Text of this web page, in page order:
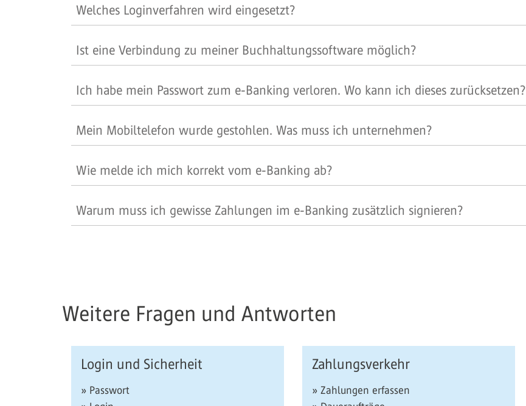
Welches Loginverfahren wird eingesetzt?
Ist eine Verbindung zu meiner Buchhaltungssoftware möglich?
Ich habe mein Passwort zum e-Banking verloren. Wo kann ich dieses zurücksetzen?
Mein Mobiltelefon wurde gestohlen. Was muss ich unternehmen?
Wie melde ich mich korrekt vom e-Banking ab?
Warum muss ich gewisse Zahlungen im e-Banking zusätzlich signieren?
Weitere Fragen und Antworten
Login und Sicherheit
» Passwort
Zahlungsverkehr
» Zahlungen erfassen